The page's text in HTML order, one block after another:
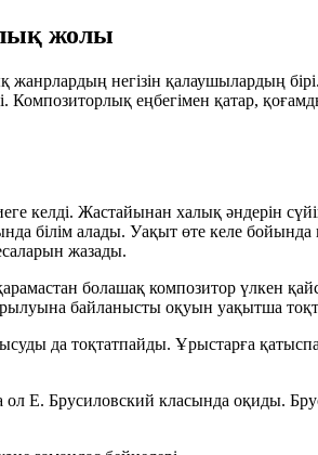
жолы
негізін қалаушылардың
еңбегімен қатар,
Жастайынан халық әндерін
білім алады. Уақыт өте келе
жазады.
болашақ композитор үлкен
байланысты оқуын уақытша
да тоқтатпайды. Ұрыстарға
ол Е. Брусиловский класында оқиды.